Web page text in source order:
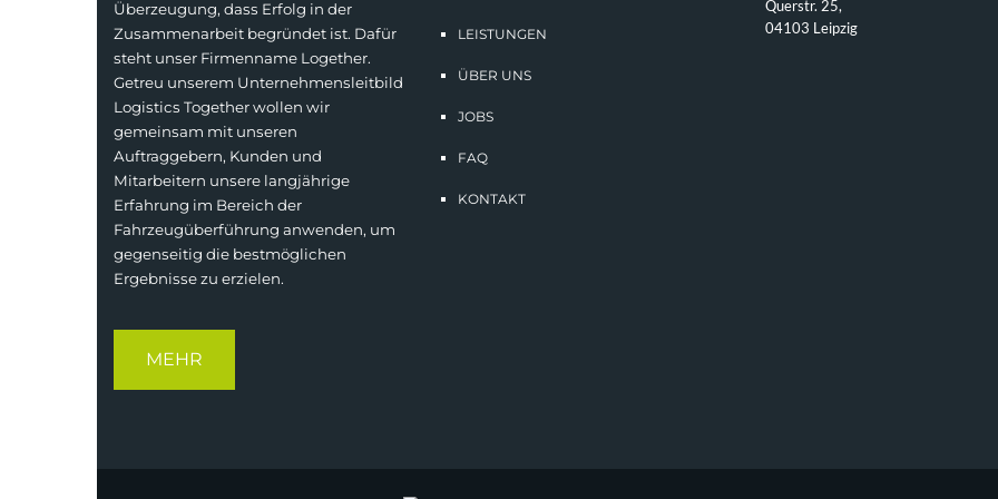
Überzeugung, dass Erfolg in der
Zusammenarbeit begründet ist. Dafür
steht unser Firmenname Logether.
Getreu unserem Unternehmensleitbild
Logistics Together wollen wir
gemeinsam mit unseren
Auftraggebern, Kunden und
Mitarbeitern unsere langjährige
Erfahrung im Bereich der
Fahrzeugüberführung anwenden, um
gegenseitig die bestmöglichen
Ergebnisse zu erzielen.
MEHR
LEISTUNGEN
ÜBER UNS
JOBS
FAQ
KONTAKT
Querstr. 25,
04103 Leipzig